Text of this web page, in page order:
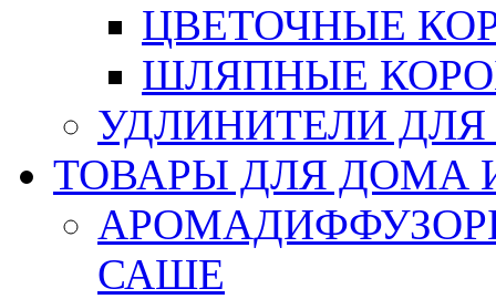
ЦВЕТОЧНЫЕ
ШЛЯПНЫЕ
УДЛИНИТЕЛИ
ТОВАРЫ ДЛЯ ДОМА
САШЕ